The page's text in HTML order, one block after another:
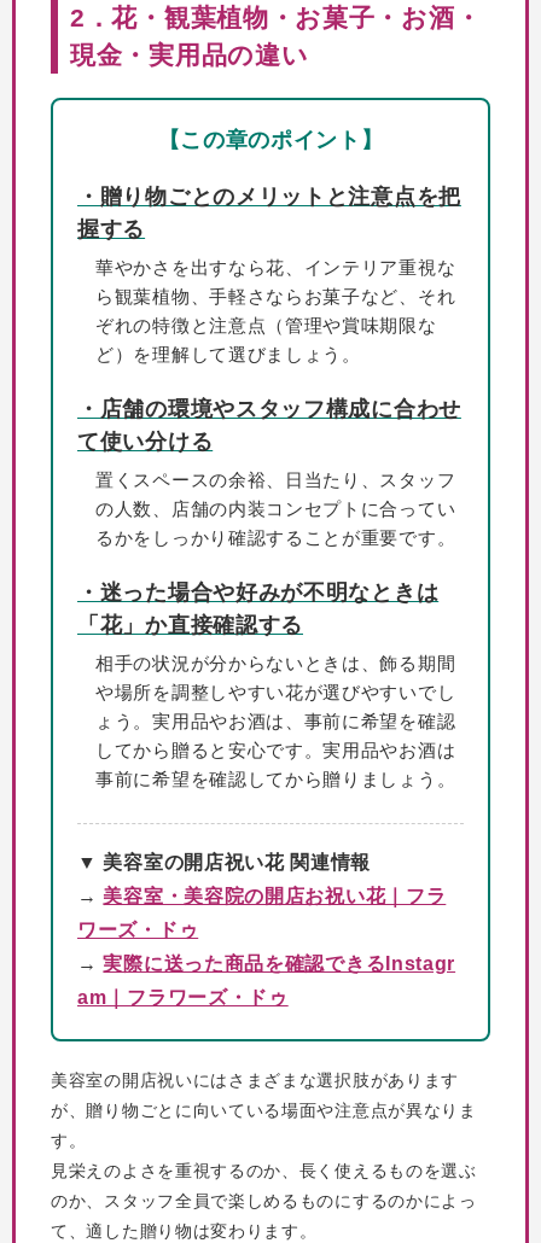
2．花・観葉植物・お菓子・お酒・
現金・実用品の違い
【この章のポイント】
・贈り物ごとのメリットと注意点を把
握する
華やかさを出すなら花、インテリア重視な
ら観葉植物、手軽さならお菓子など、それ
ぞれの特徴と注意点（管理や賞味期限な
ど）を理解して選びましょう。
・店舗の環境やスタッフ構成に合わせ
て使い分ける
置くスペースの余裕、日当たり、スタッフ
の人数、店舗の内装コンセプトに合ってい
るかをしっかり確認することが重要です。
・迷った場合や好みが不明なときは
「花」か直接確認する
相手の状況が分からないときは、飾る期間
や場所を調整しやすい花が選びやすいでし
ょう。実用品やお酒は、事前に希望を確認
してから贈ると安心です。実用品やお酒は
事前に希望を確認してから贈りましょう。
▼ 美容室の開店祝い花 関連情報
→ 美容室・美容院の開店お祝い花｜フラ
ワーズ・ドゥ
→実際に送った商品を確認できるInstagr
am｜フラワーズ・ドゥ
美容室の開店祝いにはさまざまな選択肢があります
が、贈り物ごとに向いている場面や注意点が異なりま
す。
見栄えのよさを重視するのか、長く使えるものを選ぶ
のか、スタッフ全員で楽しめるものにするのかによっ
て、適した贈り物は変わります。